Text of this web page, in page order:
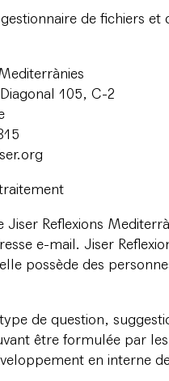
de fichiers
105, C-2
Jiser Reflexions
e-mail. Jiser
possède des
de question,
être formulée par
en interne